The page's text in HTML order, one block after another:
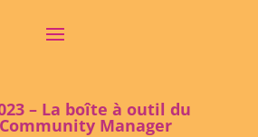
– La boîte à outil du
Manager